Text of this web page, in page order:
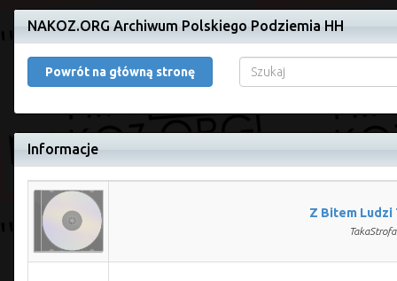
NAKOZ.ORG Archiwum Polskiego Podziemia HH
Powrót na główną stronę
Informacje
Z Bitem Ludzi
TakaStrofa